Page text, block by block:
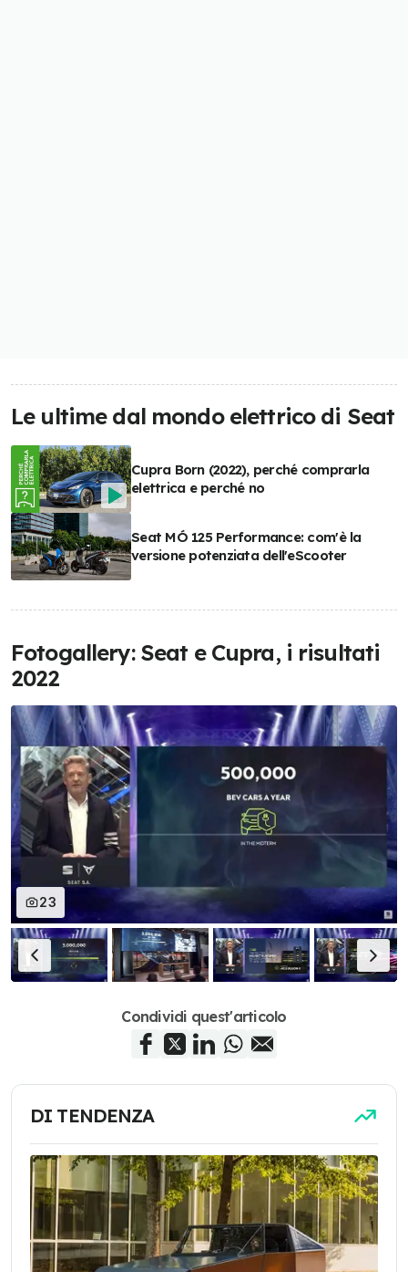
Le ultime dal mondo elettrico di Seat
Cupra Born (2022), perché comprarla
elettrica e perché no
Seat MÓ 125 Performance: com'è la
versione potenziata dell'eScooter
Fotogallery: Seat e Cupra, i risultati
2022
23
Condividi quest'articolo
DI TENDENZA